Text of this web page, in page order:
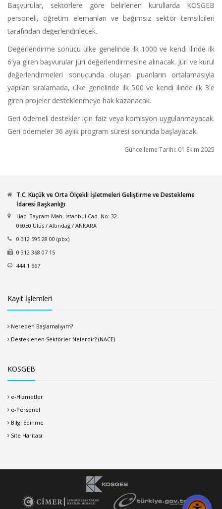
Başvurular, sektörlere göre belirlenen kurullarda KOSGEB
personeli, öğretim elemanları ve bağımsız sektör temsilcileri
tarafından değerlendirilecek.
Değerlendirme sonucu ülke genelinde ilk 1000 ve kendi ilinde ilk
6'ya giren başvurular jüri değerlendirmesine alınacak. Jüri ve kurul
değerlendirmeleri sonucunda oluşan puanların ortalamasıyla
yapılan sıralamada, ülke genelinde ilk 500 ve kendi ilinde ilk 3'e
giren projeler desteklenmeye hak kazanacak.
Geri ödemeli destekler için faiz veya komisyon uygulanmayacak.
Geri ödemeler 36 aylık program süresi sonunda başlayacak.
Güncelleme Tarihi: 01 Ekim 2025
T.C. Küçük ve Orta Ölçekli İşletmeleri Geliştirme ve Destekleme
İdaresi Başkanlığı
Hacı Bayram Mah. İstanbul Cad. No: 32
06050 Ulus / Altındağ / ANKARA
0 312 595 28 00 (pbx)
0 312 368 07 15
444 1 567
Kayıt İşlemleri
Nereden Başlamalıyım?
Desteklenen Sektörler Nelerdir? (NACE)
KOSGEB
e-Hizmetler
e-Personel
Bilgi Edinme
Site Haritası